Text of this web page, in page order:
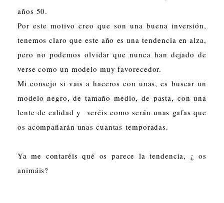
años 50.
Por este motivo creo que son una buena inversión,
tenemos claro que este año es una tendencia en alza,
pero no podemos olvidar que nunca han dejado de
verse como un modelo muy favorecedor.
Mi consejo si vais a haceros con unas, es buscar un
modelo negro, de tamaño medio, de pasta, con una
lente de calidad y veréis como serán unas gafas que
os acompañarán unas cuantas temporadas.
Ya me contaréis qué os parece la tendencia, ¿ os
animáis?